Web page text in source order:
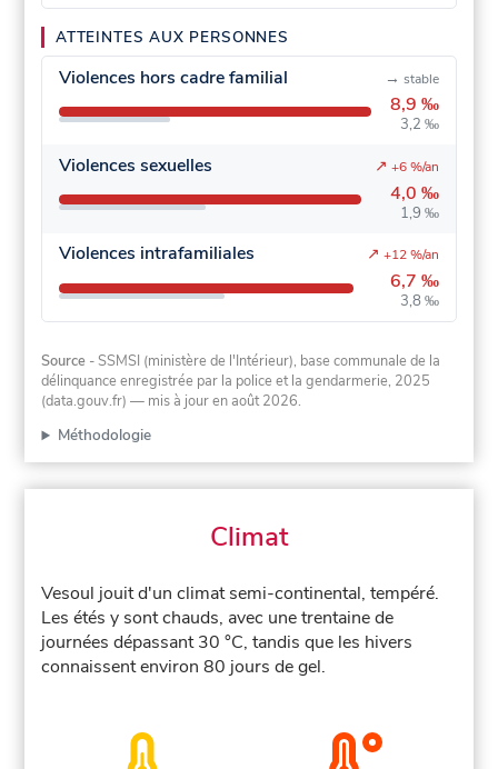
ATTEINTES AUX PERSONNES
Violences hors cadre familial
8,9 ‰
3,2 ‰
→ stable
Violences sexuelles
4,0 ‰
1,9 ‰
↗ +6 %/an
Violences intrafamiliales
6,7 ‰
3,8 ‰
↗ +12 %/an
Source - SSMSI (ministère de l'Intérieur), base communale de la
délinquance enregistrée par la police et la gendarmerie, 2025
(data.gouv.fr) — mis à jour en août 2026.
Méthodologie
Climat
Vesoul jouit d'un climat semi-continental, tempéré.
Les étés y sont chauds, avec une trentaine de
journées dépassant 30 °C, tandis que les hivers
connaissent environ 80 jours de gel.